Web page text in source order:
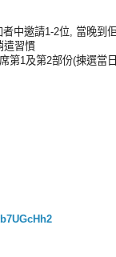
中邀請1-2位, 當晚到
遣習慣
第1及第2部份(揀選當